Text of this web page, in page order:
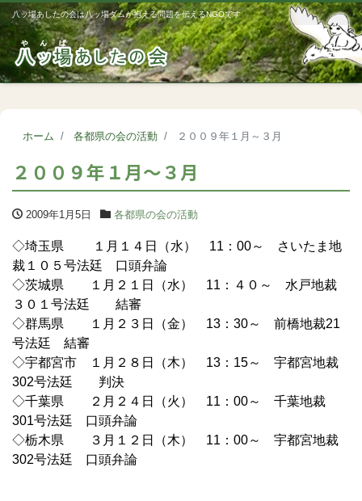
八ッ場あしたの会は八ッ場ダムが抱える問題を伝えるNGOです
ホーム 各都県の会の活動 ２００９年１月～３月
２００９年１月～３月
2009年1月5日 各都県の会の活動
◇埼玉県 １月１４日（水） 11：00～ さいたま地
裁１０５号法廷 口頭弁論
◇茨城県 １月２１日（水） 11：４０～ 水戸地裁
３０１号法廷 結審
◇群馬県 １月２３日（金） 13：30～ 前橋地裁21
号法廷 結審
◇宇都宮市 １月２８日（木） 13：15～ 宇都宮地裁
302号法廷 判決
◇千葉県 ２月２４日（火） 11：00～ 千葉地裁
301号法廷 口頭弁論
◇栃木県 ３月１２日（木） 11：00～ 宇都宮地裁
302号法廷 口頭弁論